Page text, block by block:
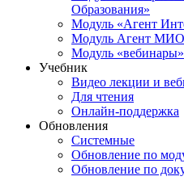
Образования»
Модуль «Агент
Модуль Агент
Модуль «вебинары»
Учебник
Видео лекции и
Для чтения
Онлайн-поддержка
Обновления
Системные
Обновление по
Обновление по